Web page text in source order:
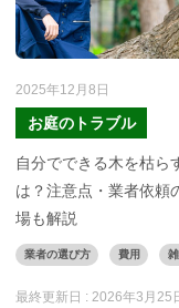
2025年12月8日
お庭のトラブル
自分でできる木を枯ら
は？注意点・業者依頼
場も解説
業者の選び方 費用
最終更新日 : 2026年3月25